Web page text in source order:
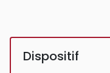
Dispositif